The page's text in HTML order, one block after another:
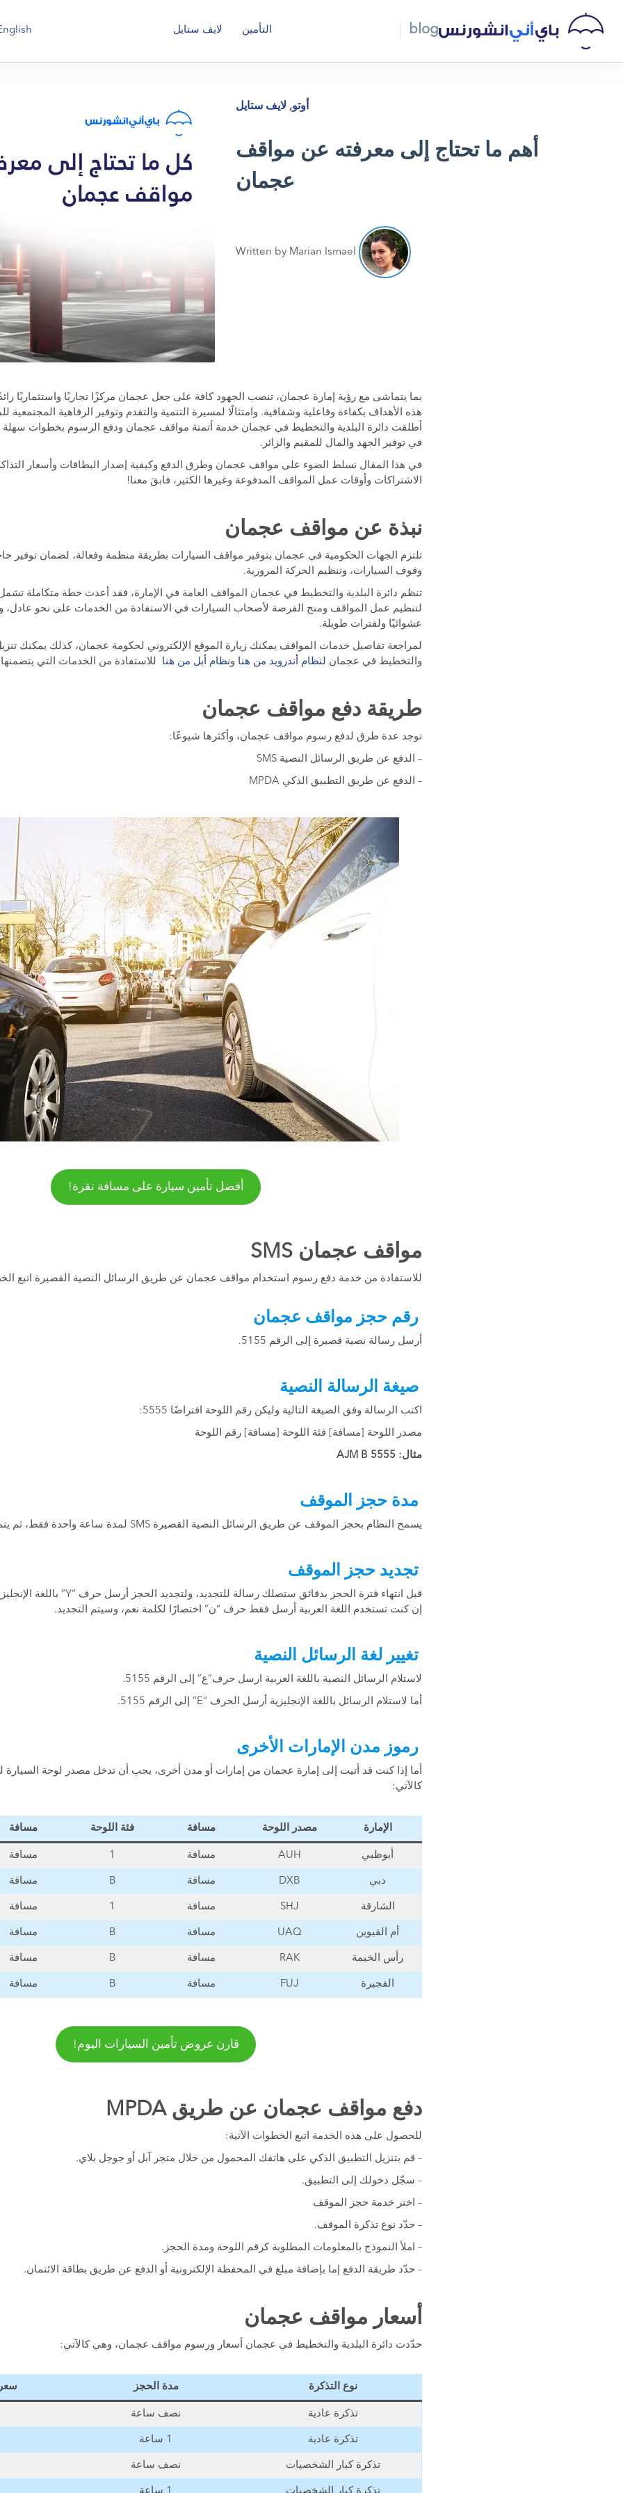
blog التأمين لايف ستايل
أوتو,لايف ستايل
أهم ما تحتاج إلى معرفته عن مواقف
عجمان
Written by Marian Ismael
بما يتماشى مع رؤية إمارة عجمان، تنصب الجهود كافة على جعل عجمان مركزًا تجاريًا واستثماريًا
هذه الأهداف بكفاءة وفاعلية وشفافية. وامتثالًا لمسيرة التنمية والتقدم وتوفير الرفاهية المجتمعية
أطلقت دائرة البلدية والتخطيط في عجمان خدمة أتمتة مواقف عجمان ودفع الرسوم بخطوات سهلة
في توفير الجهد والمال للمقيم والزائر.
في هذا المقال نسلط الضوء على مواقف عجمان وطرق الدفع وكيفية إصدار البطاقات وأسعار التذاكر
الاشتراكات وأوقات عمل المواقف المدفوعة وغيرها الكثير، فابقَ معنا!
نبذة عن مواقف عجمان
تلتزم الجهات الحكومية في عجمان بتوفير مواقف السيارات بطريقة منظمة وفعالة، لضمان توفير
وقوف السيارات، وتنظيم الحركة المرورية.
تنظم دائرة البلدية والتخطيط في عجمان المواقف العامة في الإمارة، فقد أعدت خطة متكاملة
لتنظيم عمل المواقف ومنح الفرصة لأصحاب السيارات في الاستفادة من الخدمات على نحو عادل،
عشوائيًا ولفترات طويلة.
لمراجعة تفاصيل خدمات المواقف يمكنك زيارة الموقع الإلكتروني لحكومة عجمان، كذلك يمكنك تنزيل
والتخطيط في عجمان لنظام أندرويد من هنا ونظام أبل من هنا للاستفادة من الخدمات التي
طريقة دفع مواقف عجمان
توجد عدة طرق لدفع رسوم مواقف عجمان، وأكثرها شيوعًا:
– الدفع عن طريق الرسائل النصية SMS
– الدفع عن طريق التطبيق الذكي MPDA
أفضل تأمين سيارة على مسافة نقرة!
مواقف عجمان SMS
للاستفادة من خدمة دفع رسوم استخدام مواقف عجمان عن طريق الرسائل النصية القصيرة اتبع
رقم حجز مواقف عجمان
أرسل رسالة نصية قصيرة إلى الرقم 5155.
صيغة الرسالة النصية
اكتب الرسالة وفق الصيغة التالية وليكن رقم اللوحة افتراضًا 5555:
مصدر اللوحة [مسافة] فئة اللوحة [مسافة] رقم اللوحة
مثال: AJM B 5555
مدة حجز الموقف
يسمح النظام بحجز الموقف عن طريق الرسائل النصية القصيرة SMS لمدة ساعة واحدة فقط، ثم يتم التجديد.
تجديد حجز الموقف
إن كنت تستخدم اللغة العربية أرسل فقط حرف “ن” اختصارًا لكلمة نعم، وسيتم التجديد.
تغيير لغة الرسائل النصية
لاستلام الرسائل النصية باللغة العربية ارسل حرف”ع” إلى الرقم 5155.
أما لاستلام الرسائل باللغة الإنجليزية أرسل الحرف “E” إلى الرقم 5155.
رموز مدن الإمارات الأخرى
أما إذا كنت قد أتيت إلى إمارة عجمان من إمارات أو مدن أخرى، يجب أن تدخل مصدر لوحة السيارة
كالآتي:
الإمارة مصدر اللوحة مسافة فئة اللوحة مسافة
أبوظبي AUH مسافة 1 مسافة
دبي DXB مسافة B مسافة
الشارقة SHJ مسافة 1 مسافة
أم القيوين UAQ مسافة B مسافة
رأس الخيمة RAK مسافة B مسافة
الفجيرة FUJ مسافة B مسافة
قارن عروض تأمين السيارات اليوم!
دفع مواقف عجمان عن طريق MPDA
للحصول على هذه الخدمة اتبع الخطوات الآتية:
– قم بتنزيل التطبيق الذكي على هاتفك المحمول من خلال متجر آبل أو جوجل بلاي.
– سجّل دخولك إلى التطبيق.
– اختر خدمة حجز الموقف
– حدّد نوع تذكرة الموقف.
– املأ النموذج بالمعلومات المطلوبة كرقم اللوحة ومدة الحجز.
– حدّد طريقة الدفع إما بإضافة مبلغ في المحفظة الإلكترونية أو الدفع عن طريق بطاقة الائتمان.
أسعار مواقف عجمان
حدّدت دائرة البلدية والتخطيط في عجمان أسعار ورسوم مواقف عجمان، وهي كالآتي:
نوع التذكرة مدة الحجز
تذكرة عادية نصف ساعة
تذكرة عادية 1 ساعة
تذكرة كبار الشخصيات نصف ساعة